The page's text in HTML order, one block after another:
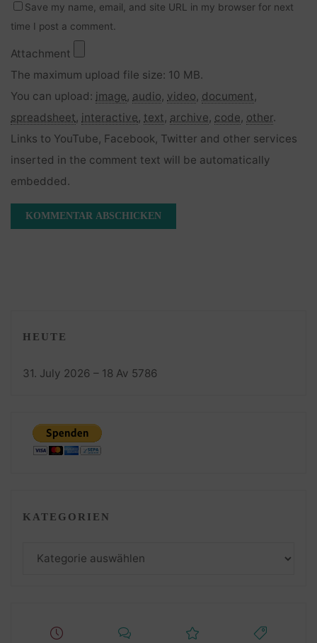
Save my name, email, and site URL in my browser for next
time I post a comment.
Attachment
The maximum upload file size: 10 MB.
You can upload: image, audio, video, document,
spreadsheet, interactive, text, archive, code, other.
Links to YouTube, Facebook, Twitter and other services
inserted in the comment text will be automatically
embedded.
HEUTE
31. July 2026 – 18 Av 5786
KATEGORIEN
Kategorien